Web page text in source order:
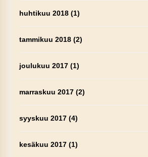
huhtikuu 2018(1)
tammikuu 2018(2)
joulukuu 2017(1)
marraskuu 2017(2)
syyskuu 2017(4)
kesäkuu 2017(1)